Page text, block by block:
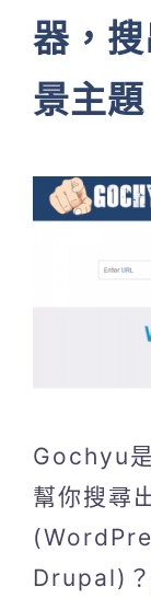
器，
景主
Gochyu
幫你搜尋
Drupal)？